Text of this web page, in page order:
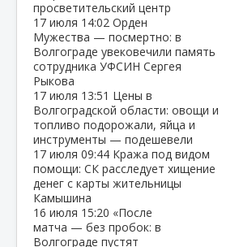
просветительский центр
17 июля 14:02 Орден
Мужества — посмертно: в
Волгограде увековечили память
сотрудника УФСИН Сергея
Рыкова
17 июля 13:51 Цены в
Волгоградской области: овощи и
топливо подорожали, яйца и
инструменты — подешевели
17 июля 09:44 Кража под видом
помощи: СК расследует хищение
денег с карты жительницы
Камышина
16 июля 15:20 «После
матча — без пробок: в
Волгограде пустят